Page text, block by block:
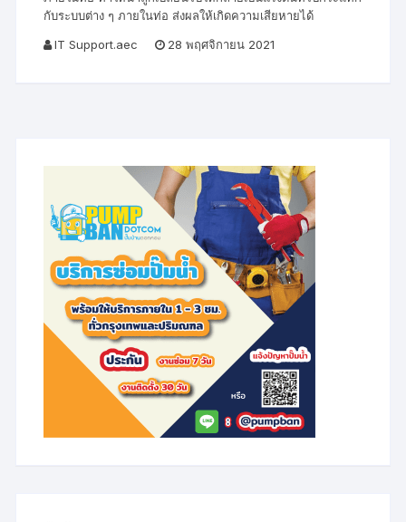
กับระบบต่าง ๆ ภายในท่อ ส่งผลให้เกิดความเสียหายได้
IT Support.aec
28 พฤศจิกายน 2021